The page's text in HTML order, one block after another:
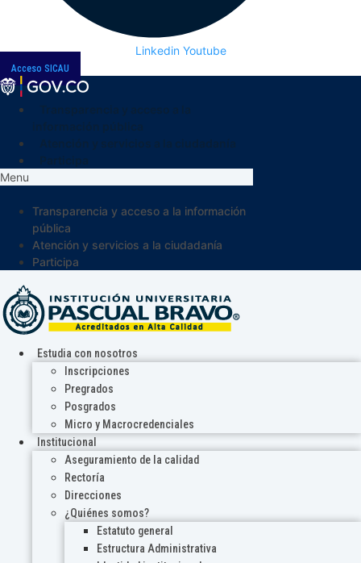
Linkedin Youtube
Acceso SICAU
Menu
Transparencia y acceso a la información
pública
Atención y servicios a la ciudadanía
Participa
Estudia con nosotros
Inscripciones
Pregrados
Posgrados
Micro y Macrocredenciales
Institucional
Aseguramiento de la calidad
Rectoría
Direcciones
¿Quiénes somos?
Estatuto general
Estructura Administrativa